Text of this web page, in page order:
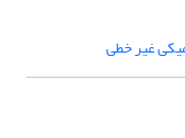
غیر خطی